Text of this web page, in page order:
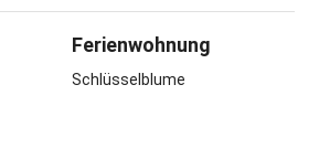
Ferienwohnung
Schlüsselblume